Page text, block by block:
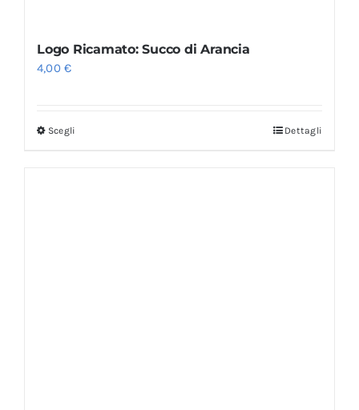
Logo Ricamato: Succo di Arancia
4,00€
Scegli Dettagli